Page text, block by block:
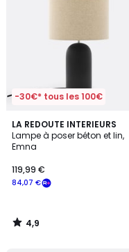
-30€* tous les 100€
LA REDOUTE INTERIEURS
Lampe à poser béton et lin,
Emna
84,07 €
119,99 €
4,9
/ 5
4,9
/